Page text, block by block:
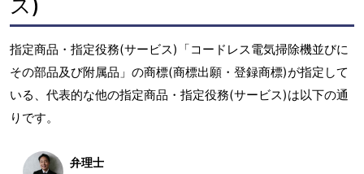
指定商品・指定役務(サービス)「コードレス電気掃除機並びに
その部品及び附属品」の商標(商標出願・登録商標)が指定して
いる、代表的な他の指定商品・指定役務(サービス)は以下の通
りです。
弁理士